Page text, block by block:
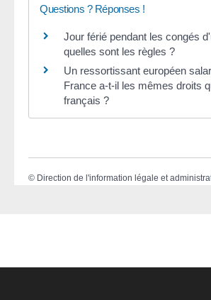
Questions ? Réponses !
Jour férié pendant les congés
quelles sont les règles ?
Un ressortissant européen
France a-t-il les mêmes droits
français ?
© Direction de l'information légale et